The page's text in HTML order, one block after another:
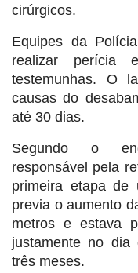
cirúrgicos.
Equipes da
realizar
testemunhas. O
causas do
até 30 dias.
Segundo o
responsável pela
primeira etapa
previa o aumento
metros e estava
justamente no dia
três meses.